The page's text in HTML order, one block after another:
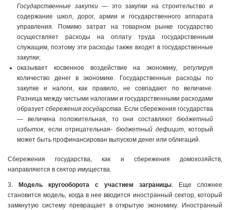
Государственные закупки— это закупки на строительство и
содержание школ, дорог, армии и государственного аппарата
управления. Помимо затрат на товарном рынке государство
осуществляет расходы на оплату труда государственным
служащим, поэтому эти расходы также входят в государственные
закупки;
оказывает косвенное воздействие на экономику, регулируя
количество денег в экономике. Государственные расходы по
закупке и налоги, как правило, не совпадают по величине.
Разница между чистыми налогами и государственными расходами
образует сбережения государства. Если сбережения государства
— величина положительная, то они составляют бюджетный
избыток, если отрицательная- бюджетный дефицит, который
может быть профинансирован выпуском денег или облигаций.
Сбережения государства, как и сбережения домохозяйств,
направляются в сектор имущества.
3. Модель кругооборота с участием заграницы. Еще сложнее
становится модель, когда в нее вводится иностранный сектор, который
замкнутую систему превращает в открытую экономику. Иностранный